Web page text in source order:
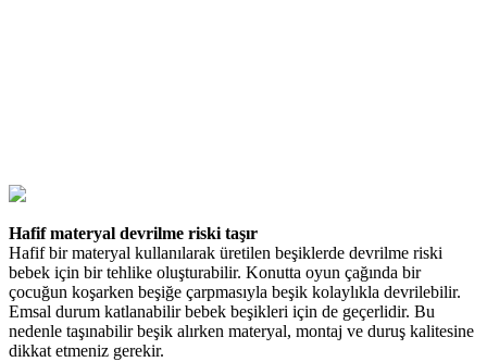
Hafif materyal devrilme riski taşır
Hafif bir materyal kullanılarak üretilen beşiklerde devrilme riski
bebek için bir tehlike oluşturabilir. Konutta oyun çağında bir
çocuğun koşarken beşiğe çarpmasıyla beşik kolaylıkla devrilebilir.
Emsal durum katlanabilir bebek beşikleri için de geçerlidir. Bu
nedenle taşınabilir beşik alırken materyal, montaj ve duruş kalitesine
dikkat etmeniz gerekir.